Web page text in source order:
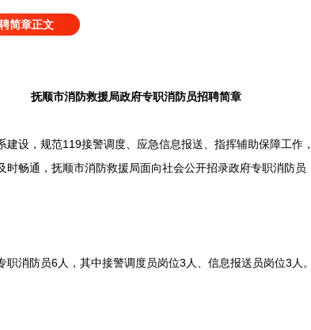
简章正文
抚顺市消防救援局政府专职消防员招聘简章
设，规范119接警调度、应急信息报送、指挥辅助保障工作
畅通，抚顺市消防救援局面向社会公开招录政府专职消防员
防员6人，其中接警调度员岗位3人、信息报送员岗位3人。